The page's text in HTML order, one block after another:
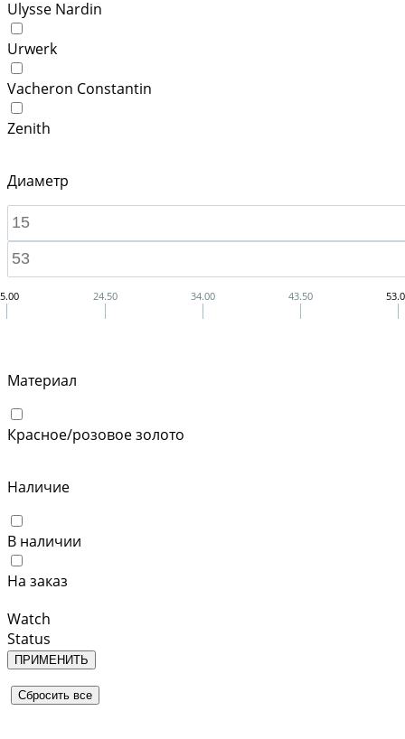
Ulysse Nardin
Urwerk
Vacheron Constantin
Zenith
Диаметр
24.50 34.00 43.50
Материал
Красное/розовое золото
Наличие
В наличии
На заказ
Watch
Status